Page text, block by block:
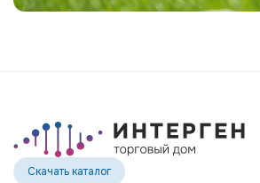
FARNEAR ROXY B 54505-ET G +2416
840003010353252 99%RHA-NA
Edg RUBICON-ET
Скачать каталог